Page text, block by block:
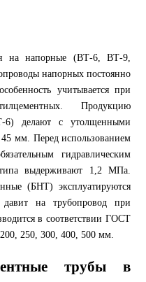
на напорные (ВТ-6, ВТ-9,
напорных постоянно
учитывается при
Продукцию
делают с утолщенными
45 мм. Перед использованием
гидравлическим
выдерживают 1,2 МПа.
(БНТ) эксплуатируются
на трубопровод при
в соответствии ГОСТ
250, 300, 400, 500 мм.
трубы в